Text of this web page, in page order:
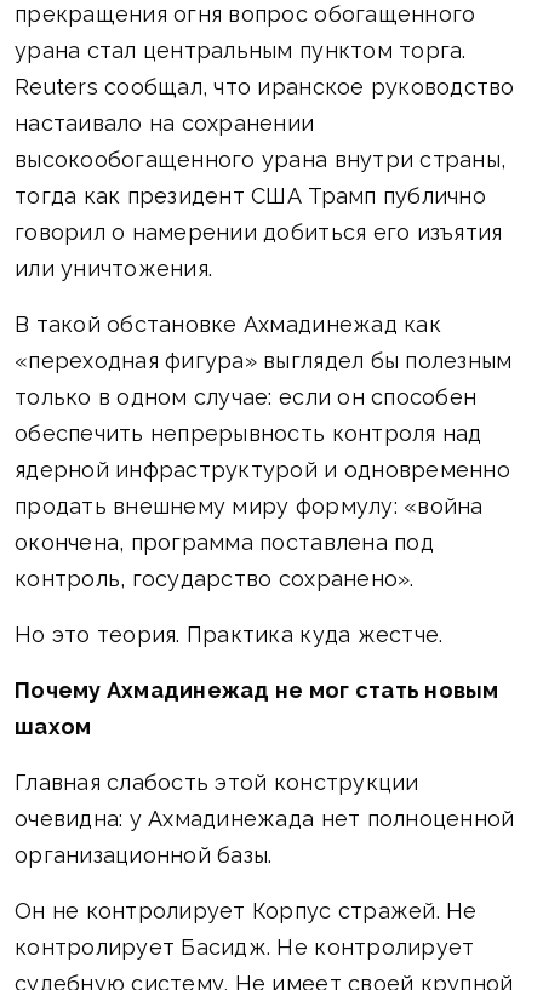
прекращения огня вопрос обогащенного
урана стал центральным пунктом торга.
Reuters сообщал, что иранское руководство
настаивало на сохранении
высокообогащенного урана внутри страны,
тогда как президент США Трамп публично
говорил о намерении добиться его изъятия
или уничтожения.
В такой обстановке Ахмадинежад как
«переходная фигура» выглядел бы полезным
только в одном случае: если он способен
обеспечить непрерывность контроля над
ядерной инфраструктурой и одновременно
продать внешнему миру формулу: «война
окончена, программа поставлена под
контроль, государство сохранено».
Но это теория. Практика куда жестче.
Почему Ахмадинежад не мог стать новым
шахом
Главная слабость этой конструкции
очевидна: у Ахмадинежада нет полноценной
организационной базы.
Он не контролирует Корпус стражей. Не
контролирует Басидж. Не контролирует
судебную систему. Не имеет своей крупной